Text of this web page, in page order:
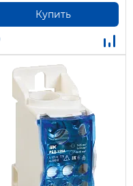
Купить